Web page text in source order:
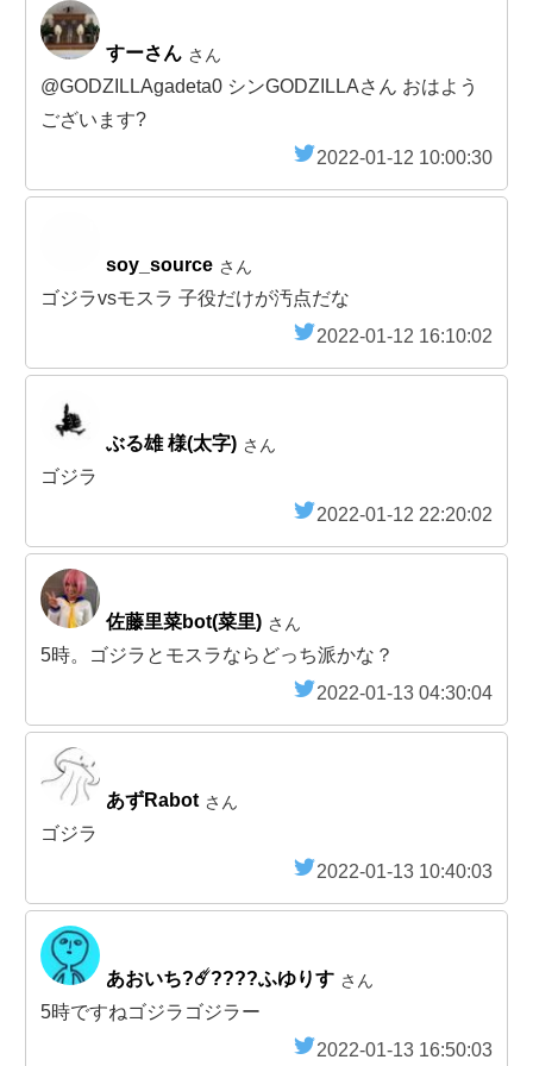
すーさん さん
@GODZILLAgadeta0 シンGODZILLAさん おはよう
ございます?
2022-01-12 10:00:30
soy_source さん
ゴジラvsモスラ 子役だけが汚点だな
2022-01-12 16:10:02
ぶる雄 様(太字) さん
ゴジラ
2022-01-12 22:20:02
佐藤里菜bot(菜里) さん
5時。ゴジラとモスラならどっち派かな？
2022-01-13 04:30:04
あずRabot さん
ゴジラ
2022-01-13 10:40:03
あおいち?☄️????ふゆりす さん
5時ですねゴジラゴジラー
2022-01-13 16:50:03